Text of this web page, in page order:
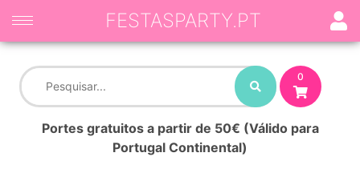
0
Portes gratuitos a partir de 50€ (Válido para
Portugal Continental)
FESTASPARTY.PT